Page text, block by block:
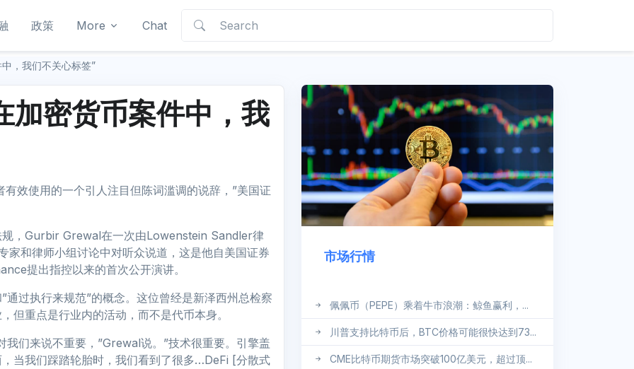
政策 More Chat
，我们不关心标签”
加密货币案件中，我
效使用的一个引人注目但陈词滥调的说辞，”美国证
规，Gurbir Grewal在一次由Lowenstein Sandler律
和律师小组讨论中对听众说道，这是他自美国证券
提出指控以来的首次公开演讲。
过执行来规范”的概念。这位曾经是新泽西州总检察
但重点是行业内的活动，而不是代币本身。
们来说不重要，”Grewal说。”技术很重要。引擎盖
当我们踩踏轮胎时，我们看到了很多…DeFi [分散式
市场行情
佩佩币（PEPE）乘着牛市浪潮：鲸鱼赢利，...
川普支持比特币后，BTC价格可能很快达到73...
CME比特币期货市场突破100亿美元，超过顶...